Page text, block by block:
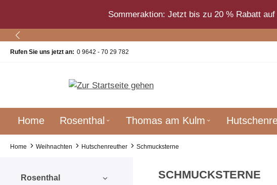
Zur Hauptnavigation springenSommeraktion: Jetzt bis zu 20 % Rabatt
Rufen Sie uns jetzt an: 0 9642 - 70 29 782
Home Rosenthal Thomas am Kulm
Home Weihnachten Hutschenreuther Schmucksterne
Rosenthal SCHMUCKSTERNE